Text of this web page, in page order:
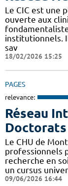
Le CIC est une
ouverte aux
institutionnels.
sav
18/02/2026 15:25
PAGES
relevance:
Réseau
Doctorats
Le CHU de
professionnels
recherche en
un cursus
09/06/2026 16:44